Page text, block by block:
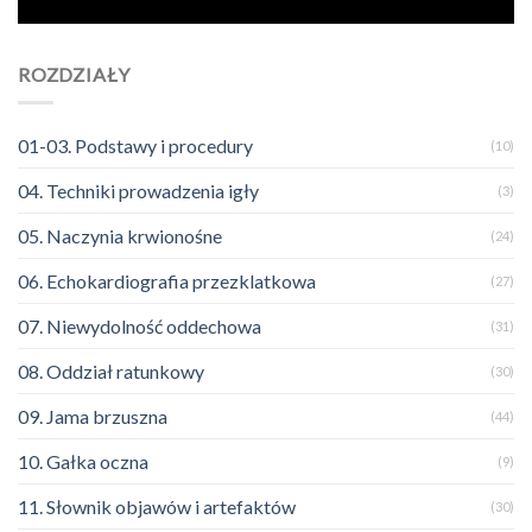
ROZDZIAŁY
01-03. Podstawy i procedury (10)
04. Techniki prowadzenia igły (3)
05. Naczynia krwionośne (24)
06. Echokardiografia przezklatkowa (27)
07. Niewydolność oddechowa (31)
08. Oddział ratunkowy (30)
09. Jama brzuszna (44)
10. Gałka oczna (9)
11. Słownik objawów i artefaktów (30)